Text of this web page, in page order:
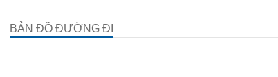
BẢN ĐỒ ĐƯỜNG ĐI